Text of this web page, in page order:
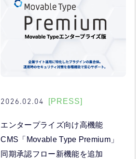
2026.02.04 [PRESS]
エンタープライズ向け高機能
CMS「Movable Type Premium」
同期承認フロー新機能を追加